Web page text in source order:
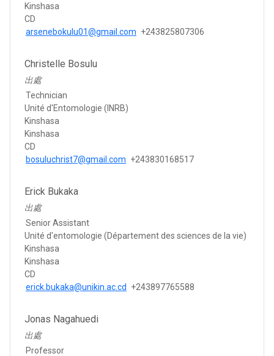
Kinshasa
CD
arsenebokulu01@gmail.com +243825807306
Christelle Bosulu
出處
Technician
Unité d'Entomologie (INRB)
Kinshasa
Kinshasa
CD
bosuluchrist7@gmail.com +243830168517
Erick Bukaka
出處
Senior Assistant
Unité d'entomologie (Département des sciences de la vie)
Kinshasa
Kinshasa
CD
erick.bukaka@unikin.ac.cd
+243897765588
Jonas Nagahuedi
出處
Professor